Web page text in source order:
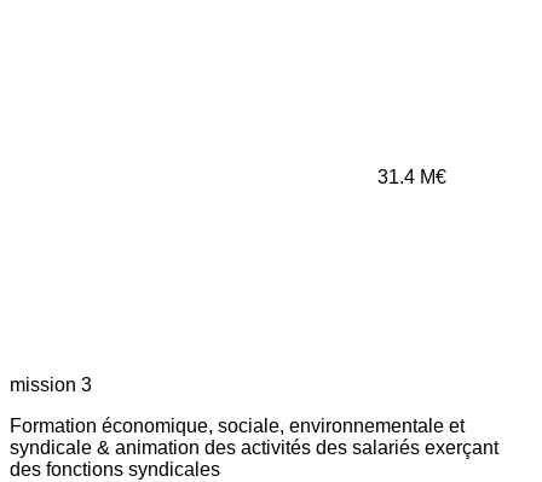
31.4 M€
mission 3
Formation économique, sociale, environnementale et
syndicale & animation des activités des salariés exerçant
des fonctions syndicales